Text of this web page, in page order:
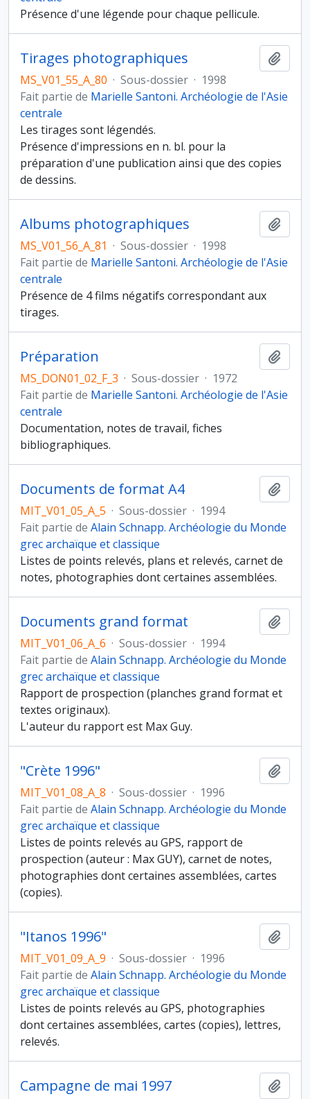
Présence d'une légende pour chaque pellicule.
Tirages photographiques
MS_V01_55_A_80 · Sous-dossier · 1998
Fait partie de Marielle Santoni. Archéologie de l'Asie
centrale
Les tirages sont légendés.
Présence d'impressions en n. bl. pour la
préparation d'une publication ainsi que des copies
de dessins.
Albums photographiques
MS_V01_56_A_81 · Sous-dossier · 1998
Fait partie de Marielle Santoni. Archéologie de l'Asie
centrale
Présence de 4 films négatifs correspondant aux
tirages.
Préparation
MS_DON01_02_F_3 · Sous-dossier · 1972
Fait partie de Marielle Santoni. Archéologie de l'Asie
centrale
Documentation, notes de travail, fiches
bibliographiques.
Documents de format A4
MIT_V01_05_A_5 · Sous-dossier · 1994
Fait partie de Alain Schnapp. Archéologie du Monde
grec archaïque et classique
Listes de points relevés, plans et relevés, carnet de
notes, photographies dont certaines assemblées.
Documents grand format
MIT_V01_06_A_6 · Sous-dossier · 1994
Fait partie de Alain Schnapp. Archéologie du Monde
grec archaïque et classique
Rapport de prospection (planches grand format et
textes originaux).
L'auteur du rapport est Max Guy.
"Crète 1996"
MIT_V01_08_A_8 · Sous-dossier · 1996
Fait partie de Alain Schnapp. Archéologie du Monde
grec archaïque et classique
Listes de points relevés au GPS, rapport de
prospection (auteur : Max GUY), carnet de notes,
photographies dont certaines assemblées, cartes
(copies).
"Itanos 1996"
MIT_V01_09_A_9 · Sous-dossier · 1996
Fait partie de Alain Schnapp. Archéologie du Monde
grec archaïque et classique
Listes de points relevés au GPS, photographies
dont certaines assemblées, cartes (copies), lettres,
relevés.
Campagne de mai 1997